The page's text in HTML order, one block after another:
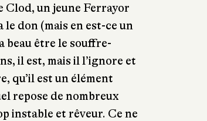
Clod, un jeune Ferrayor
don (mais en est-ce un
beau être le souffre-
il est, mais il l’ignore et
qu’il est un élément
repose de nombreux
instable et rêveur. Ce ne